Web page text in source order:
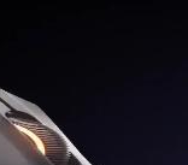
tasarım, bağlantı
Deneyimi